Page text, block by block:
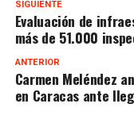
SIGUIENTE
Evaluación de
más de 51.000
ANTERIOR
Carmen Meléndez
en Caracas ante